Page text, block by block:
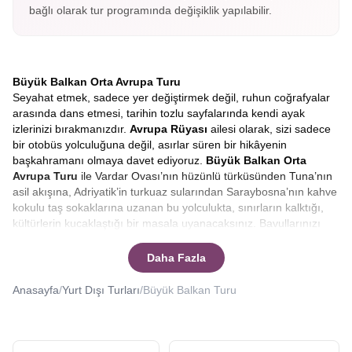
bağlı olarak tur programında değişiklik yapılabilir.
Büyük Balkan Orta Avrupa Turu
Seyahat etmek, sadece yer değiştirmek değil, ruhun coğrafyalar
arasında dans etmesi, tarihin tozlu sayfalarında kendi ayak
izlerinizi bırakmanızdır. Avrupa Rüyası ailesi olarak, sizi sadece
bir otobüs yolculuğuna değil, asırlar süren bir hikâyenin
başkahramanı olmaya davet ediyoruz. Büyük Balkan Orta
Avrupa Turu ile Vardar Ovası’nın hüzünlü türküsünden Tuna’nın
asil akışına, Adriyatik’in turkuaz sularından Saraybosna’nın kahve
kokulu taş sokaklarına uzanan bu yolculukta, sınırların kalktığı,
kültürlerin kucaklaştığı bir masala uyanacaksınız. Bavullarınızı
çok daha fazlasını vaat ediyor.Büyük balkan turunda hangi
en iyi Balkan turu hangisi?
yanıt vereceğiz.
Daha Fazla
Anasayfa/Yurt Dışı Turları/Büyük Balkan Turu